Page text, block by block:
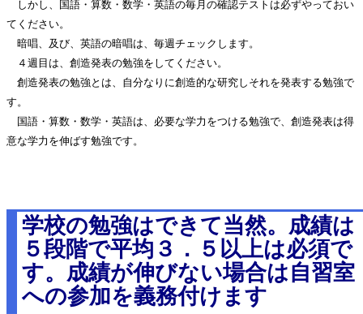
しかし、国語・算数・数学・英語の毎月の確認テストは必ずやっておい
てください。
暗唱、及び、英語の暗唱は、毎週チェックします。
４週目は、創造発表の勉強をしてください。
創造発表の勉強とは、自分なりに創造的な研究しそれを発表する勉強で
す。
国語・算数・数学・英語は、必要な学力をつける勉強で、創造発表は得
意な学力を伸ばす勉強です。
学校の勉強はできて当然。成績は
５段階で平均３．５以上は必須で
す。成績が伸びない場合は自習室
への参加を義務付けます